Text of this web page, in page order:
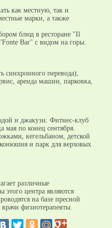
как местную, так и
марки, а также
блюд в ресторане "Il
Bar" с видом на горы.
синхронного перевода),
аренда машин, парковка,
и джакузи. Фитнес-клуб
мая по конец сентября.
кегельбаном, детской
и парк для верховых
различные
этого центра являются
на базе пресной
физиотерапевты.